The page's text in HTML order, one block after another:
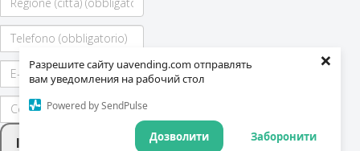
Разрешите сайту uavending.com отправлять
вам уведомления на рабочий стол
Powered by SendPulse
Заборонити
Дозволити
×
Inviare